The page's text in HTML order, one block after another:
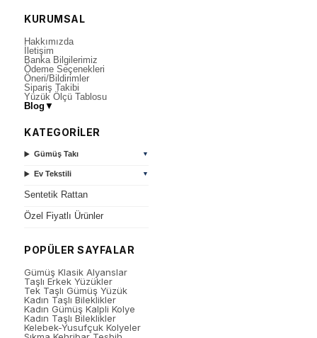
KURUMSAL
Hakkımızda
İletişim
Banka Bilgilerimiz
Ödeme Seçenekleri
Öneri/Bildirimler
Sipariş Takibi
Yüzük Ölçü Tablosu
Blog ▼
KATEGORİLER
Gümüş Takı ▼
Ev Tekstili ▼
Sentetik Rattan
Özel Fiyatlı Ürünler
POPÜLER SAYFALAR
Gümüş Klasik Alyanslar
Taşlı Erkek Yüzükler
Tek Taşlı Gümüş Yüzük
Kadın Taşlı Bileklikler
Kadın Gümüş Kalpli Kolye
Kadın Taşlı Bileklikler
Kelebek-Yusufçuk Kolyeler